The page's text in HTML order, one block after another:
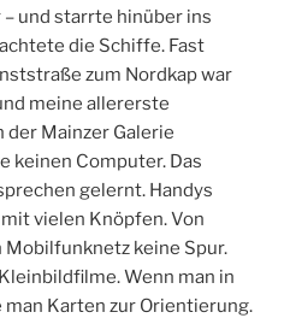
und starrte hinüber ins
die Schiffe. Fast
zum Nordkap war
meine allererste
Mainzer Galerie
keinen Computer. Das
gelernt. Handys
vielen Knöpfen. Von
keine Spur.
Wenn man in
Karten zur Orientierung.